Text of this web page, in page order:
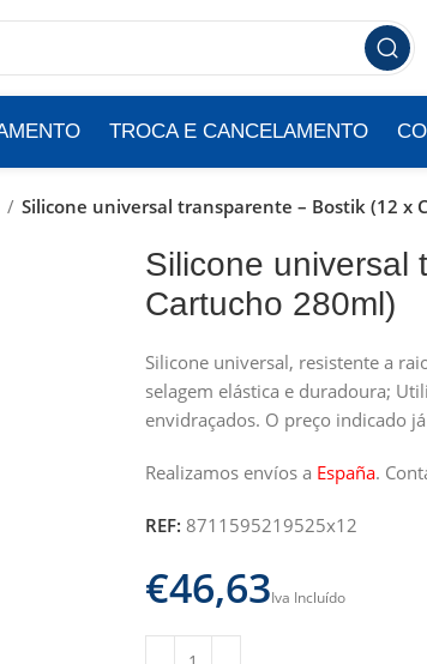
TROCA E CANCELAMENTO
Silicone universal transparente – Bostik (12 x
Silicone universal
Cartucho 280ml)
Silicone universal, resistente a
selagem elástica e duradoura;
envidraçados. O preço indicado
Realizamos envíos a España.
REF: 8711595219525x12
€